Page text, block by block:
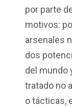
por parte
motivos:
arsenales
dos
del mundo
tratado no
o tácticas,